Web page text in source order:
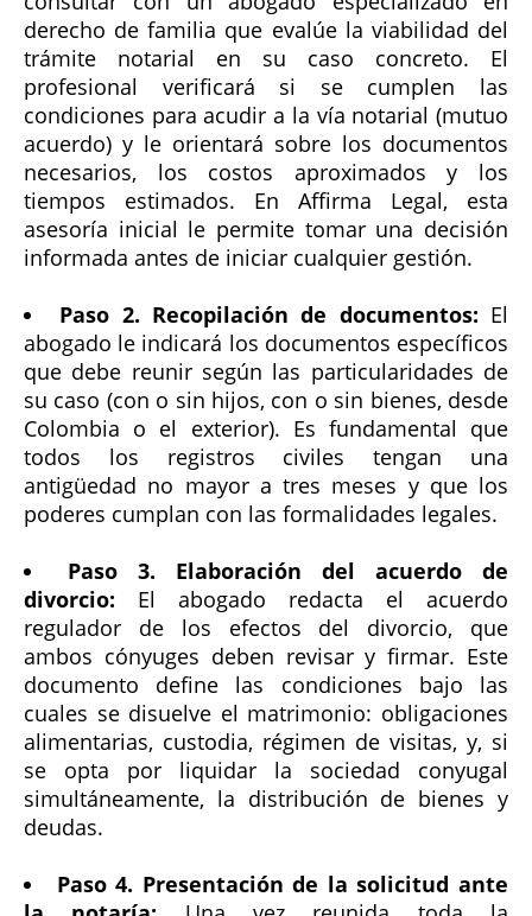
derecho de familia que evalúe la viabilidad del
trámite notarial en su caso concreto. El
profesional verificará si se cumplen las
condiciones para acudir a la vía notarial (mutuo
acuerdo) y le orientará sobre los documentos
necesarios, los costos aproximados y los
tiempos estimados. En Affirma Legal, esta
asesoría inicial le permite tomar una decisión
informada antes de iniciar cualquier gestión.
Paso 2. Recopilación de documentos: El
abogado le indicará los documentos específicos
que debe reunir según las particularidades de
su caso (con o sin hijos, con o sin bienes, desde
Colombia o el exterior). Es fundamental que
todos los registros civiles tengan una
antigüedad no mayor a tres meses y que los
poderes cumplan con las formalidades legales.
Paso 3. Elaboración del acuerdo de
divorcio: El abogado redacta el acuerdo
regulador de los efectos del divorcio, que
ambos cónyuges deben revisar y firmar. Este
documento define las condiciones bajo las
cuales se disuelve el matrimonio: obligaciones
alimentarias, custodia, régimen de visitas, y, si
se opta por liquidar la sociedad conyugal
simultáneamente, la distribución de bienes y
deudas.
Paso 4. Presentación de la solicitud ante